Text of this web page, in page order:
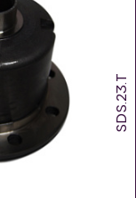
SDS.23.T